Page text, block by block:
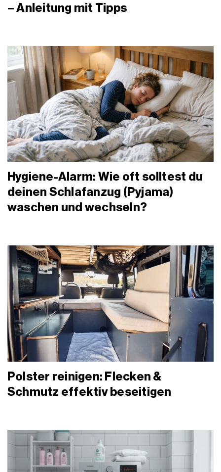
– Anleitung mit Tipps
Hygiene-Alarm: Wie oft solltest du
deinen Schlafanzug (Pyjama)
waschen und wechseln?
Polster reinigen: Flecken &
Schmutz effektiv beseitigen